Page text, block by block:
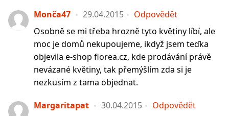
Monča47 29.04.2015
Odpovědět
Osobně se mi třeba hrozně tyto květiny líbí, ale
moc je domů nekupoujeme, ikdyž jsem teďka
objevila e-shop florea.cz, kde prodávání právě
nevázané květiny, tak přemýšlím zda si je
nezkusím z tama objednat.
Margaritapat 30.04.2015
Odpovědět